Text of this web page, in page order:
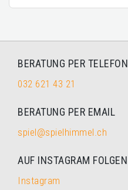
BERATUNG PER TELEFON
032 621 43 21
BERATUNG PER EMAIL
spiel@spielhimmel.ch
AUF INSTAGRAM FOLGEN
Instagram